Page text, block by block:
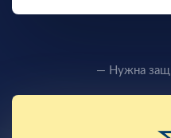
— Нужна